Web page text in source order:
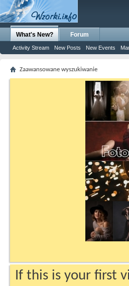
What's New?
Activity Stream New Posts New Events
Forum
Zaawansowane wyszukiwanie
If this is your first